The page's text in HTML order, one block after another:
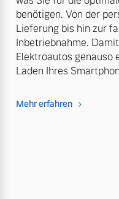
benötigen. Von der
Lieferung bis hin zur
Inbetriebnahme.
Elektroautos genauso
Laden Ihres
Mehr erfahren